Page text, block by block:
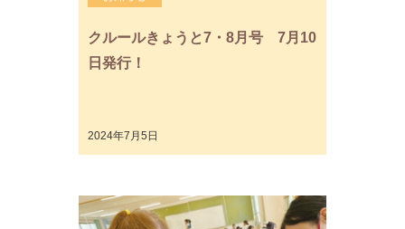
クルールきょうと7・8月号 7月10
日発行！
2024年7月5日